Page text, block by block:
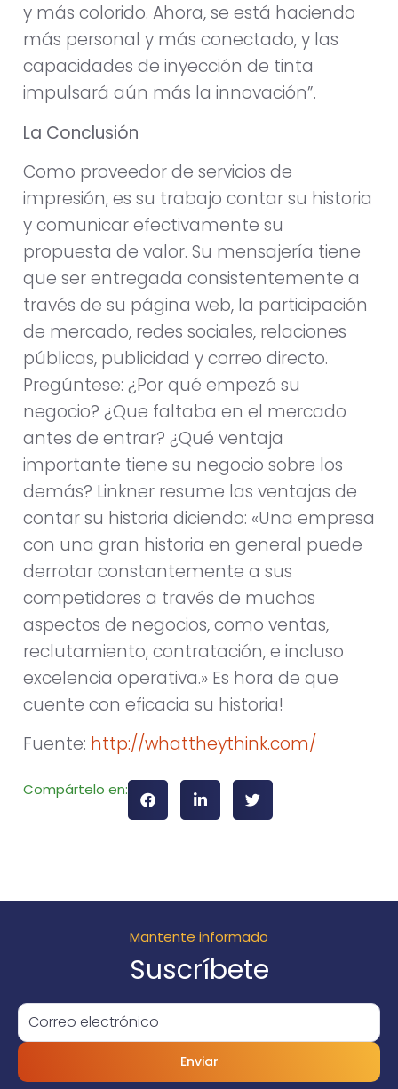
y más colorido. Ahora, se está haciendo
más personal y más conectado, y las
capacidades de inyección de tinta
impulsará aún más la innovación”.
La Conclusión
Como proveedor de servicios de
impresión, es su trabajo contar su historia
y comunicar efectivamente su
propuesta de valor. Su mensajería tiene
que ser entregada consistentemente a
través de su página web, la participación
de mercado, redes sociales, relaciones
públicas, publicidad y correo directo.
Pregúntese: ¿Por qué empezó su
negocio? ¿Que faltaba en el mercado
antes de entrar? ¿Qué ventaja
importante tiene su negocio sobre los
demás? Linkner resume las ventajas de
contar su historia diciendo: «Una empresa
con una gran historia en general puede
derrotar constantemente a sus
competidores a través de muchos
aspectos de negocios, como ventas,
reclutamiento, contratación, e incluso
excelencia operativa.» Es hora de que
cuente con eficacia su historia!
Fuente: http://whattheythink.com/
Compártelo en:
Mantente informado
Suscríbete
Enviar